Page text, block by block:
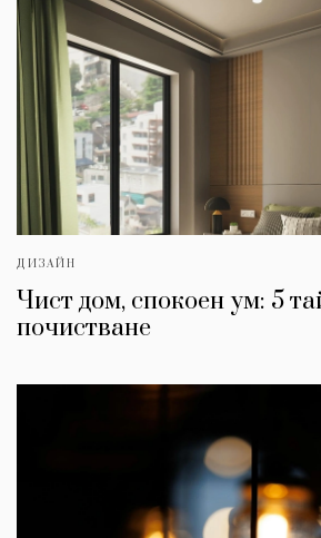
ДИЗАЙН
Чист дом, спокоен ум: 5
почистване